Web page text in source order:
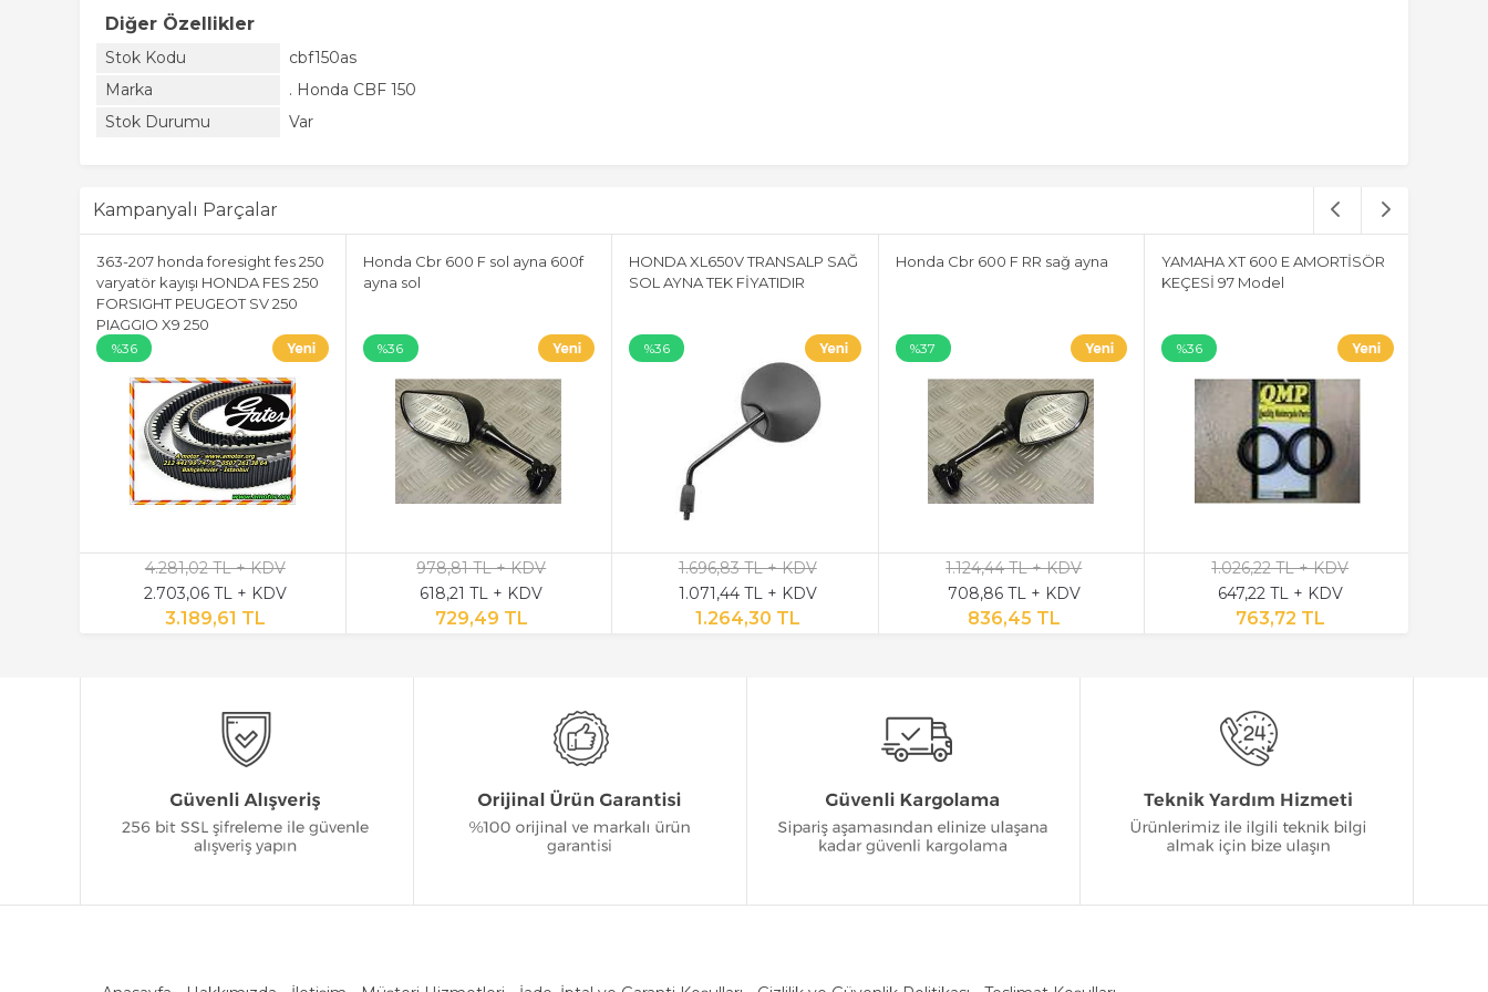
Diğer Özellikler
Stok Kodu
cbf150as
Marka
. Honda CBF 150
Stok Durumu
Var
Kampanyalı Parçalar
363-207 honda foresight fes 250
varyatör kayışı HONDA FES 250
FORSIGHT PEUGEOT SV 250
PIAGGIO X9 250
%36
4.281,02 TL + KDV
2.703,06 TL + KDV
3.189,61 TL
Honda Cbr 600 F sol ayna 600f
ayna sol
%36
978,81 TL + KDV
618,21 TL + KDV
729,49 TL
HONDA XL650V TRANSALP SAĞ
SOL AYNA TEK FİYATIDIR
%36
1.696,83 TL + KDV
1.071,44 TL + KDV
1.264,30 TL
Honda Cbr 600 F RR sağ ayna
%37
1.124,44 TL + KDV
708,86 TL + KDV
836,45 TL
YAMAHA XT 600 E AMORTİSÖR
KEÇESİ 97 Model
%36
1.026,22 TL + KDV
647,22 TL + KDV
763,72 TL